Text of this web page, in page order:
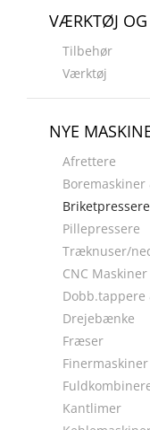
VÆRKTØJ
Tilbehør
Værktøj
NYE
Afrettere
Briketpressere
Pillepressere
Træknuser/
CNC Maskiner
Drejebænke
Fræser
Finermaskiner
Kantlimer